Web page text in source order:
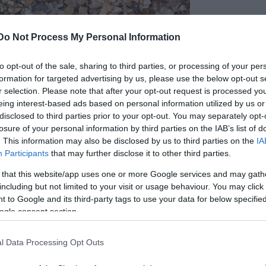
Not Process My Personal Information
opt-out of the sale, sharing to third parties, or processing of your
for targeted advertising by us, please use the below opt-out
selection. Please note that after your opt-out request is processed
interest-based ads based on personal information utilized by us
to third parties prior to your opt-out. You may separately
of your personal information by third parties on the IAB’s list of
This information may also be disclosed by us to third parties on the
Participants that may further disclose it to other third parties.
that this website/app uses one or more Google services and may
but not limited to your visit or usage behaviour. You may
to Google and its third-party tags to use your data for below
consent section.
Data Processing Opt Outs
megteremtésére épül. Ez fejlesztés útján
hanem több területen kell megvalósítani. Nem az a
támogassa a program, hanem hogy ezek az
segítségeken át. Producerek, kreatív
szabad gondolatai, üzenetei eljussanak a
újítónak kell lenni. Ha fejleszteni akarunk,
folyamat transzparenciája megvalósításában, a
És a legnagyobb erőtartalék ebben a